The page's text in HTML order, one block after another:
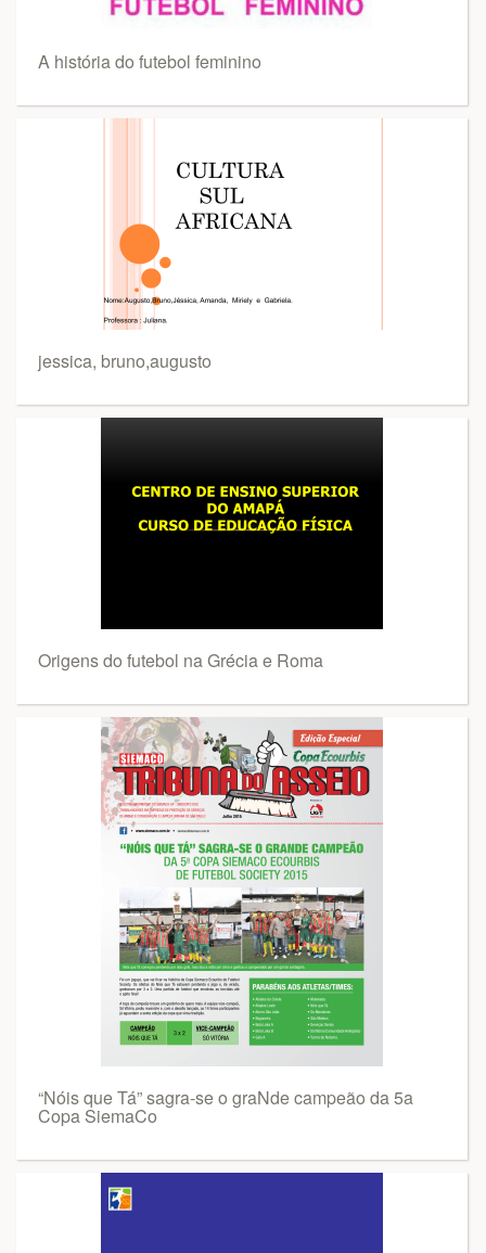
A história do futebol feminino
jessica, bruno,augusto
Origens do futebol na Grécia e Roma
“Nóis que Tá” sagra-se o graNde campeão da 5a
Copa SiemaCo